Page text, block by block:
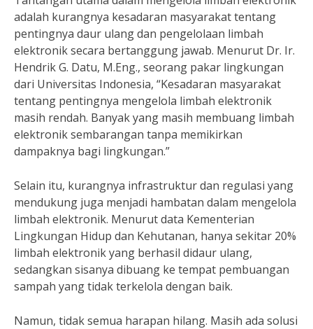
adalah kurangnya kesadaran masyarakat tentang
pentingnya daur ulang dan pengelolaan limbah
elektronik secara bertanggung jawab. Menurut Dr. Ir.
Hendrik G. Datu, M.Eng., seorang pakar lingkungan
dari Universitas Indonesia, “Kesadaran masyarakat
tentang pentingnya mengelola limbah elektronik
masih rendah. Banyak yang masih membuang limbah
elektronik sembarangan tanpa memikirkan
dampaknya bagi lingkungan.”
Selain itu, kurangnya infrastruktur dan regulasi yang
mendukung juga menjadi hambatan dalam mengelola
limbah elektronik. Menurut data Kementerian
Lingkungan Hidup dan Kehutanan, hanya sekitar 20%
limbah elektronik yang berhasil didaur ulang,
sedangkan sisanya dibuang ke tempat pembuangan
sampah yang tidak terkelola dengan baik.
Namun, tidak semua harapan hilang. Masih ada solusi